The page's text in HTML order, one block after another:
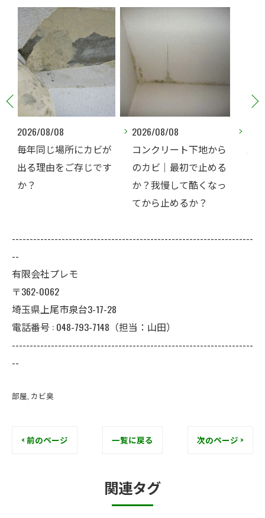
2026/08/08
コンクリート下地から
のカビ｜最初で止める
か？我慢して酷くなっ
2026/08/07
夏なのに、なぜコンク
リート直張り壁紙のカ
ビ相談が増えるのでし
ょうか？
--------------------------------------------------------------------
--
有限会社プレモ
〒362-0062
埼玉県上尾市泉台3-17-28
電話番号 : 048-793-7148（担当：山田）
--------------------------------------------------------------------
--
部屋 カビ臭
< 前のページ 一覧に戻る 次のページ >
関連タグ